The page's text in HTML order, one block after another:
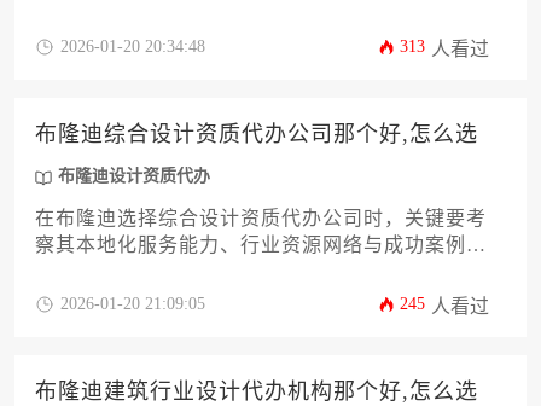
全流程管控实力，能够针对建筑、市政、工业等不
2026-01-20 20:34:48 313 人看过
布隆迪综合设计资质代办公司那个好,怎么选
布隆迪设计资质代办
在布隆迪选择综合设计资质代办公司时，关键要考
察其本地化服务能力、行业资源网络与成功案例积
后保障，优先选择与自身项目需求匹配度高的正规
2026-01-20 21:09:05 245 人看过
布隆迪建筑行业设计代办机构那个好,怎么选